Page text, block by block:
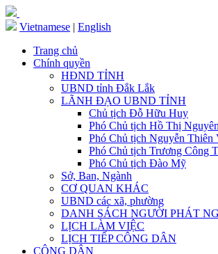
Vietnamese | English
Trang chủ
Chính quyền
HĐND TỈNH
UBND tỉnh Đắk Lắk
LÃNH ĐẠO UBND TỈNH
Chủ tịch Đỗ Hữu Huy
Phó Chủ tịch Hồ Thị
Phó Chủ tịch Nguyễn Thiên
Phó Chủ tịch Trương Công
Phó Chủ tịch Đào Mỹ
Sở, Ban, Ngành
CƠ QUAN KHÁC
UBND các xã, phường
DANH SÁCH NGƯỜI PHÁT
LỊCH LÀM VIỆC
LỊCH TIẾP CÔNG DÂN
CÔNG DÂN